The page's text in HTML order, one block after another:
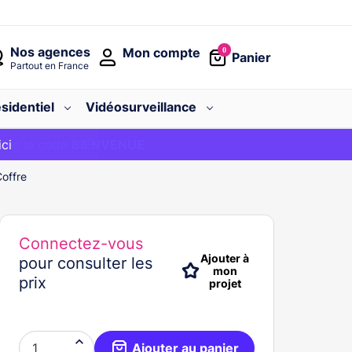
Nos agences
Partout en France
0
Panier
Mon compte
Vidéosurveillance
le code
Connectez-vous
pour consulter les
prix
Ajouter à
mon
projet
 Ajouter au panier